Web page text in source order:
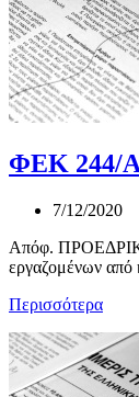
ΦΕΚ 244/
7/12/2020
Απόφ.
εργαζομένων από
Περισσότερα